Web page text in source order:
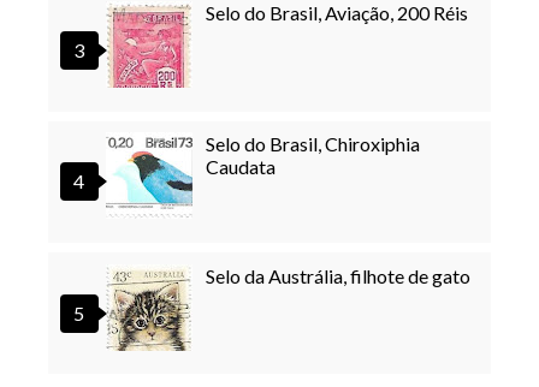
Selo do Brasil, Aviação, 200 Réis
Selo do Brasil, Chiroxiphia
Caudata
Selo da Austrália, filhote de gato